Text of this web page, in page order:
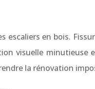
en bois.
visuelle minutieuse
la rénovation